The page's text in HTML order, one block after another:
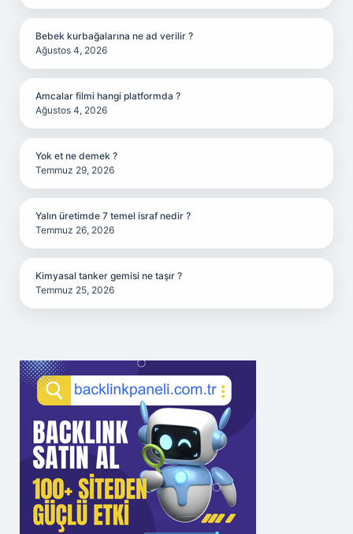
Bebek kurbağalarına ne ad verilir ?
Ağustos 4, 2026
Amcalar filmi hangi platformda ?
Ağustos 4, 2026
Yok et ne demek ?
Temmuz 29, 2026
Yalın üretimde 7 temel israf nedir ?
Temmuz 26, 2026
Kimyasal tanker gemisi ne taşır ?
Temmuz 25, 2026